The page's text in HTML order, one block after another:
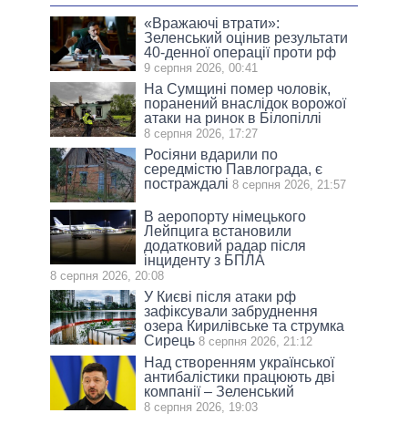
«Вражаючі втрати»:
Зеленський оцінив результати
40-денної операції проти рф
9 серпня 2026, 00:41
На Сумщині помер чоловік,
поранений внаслідок ворожої
атаки на ринок в Білопіллі
8 серпня 2026, 17:27
Росіяни вдарили по
середмістю Павлограда, є
постраждалі 8 серпня 2026, 21:57
В аеропорту німецького
Лейпцига встановили
додатковий радар після
інциденту з БПЛА
8 серпня 2026, 20:08
У Києві після атаки рф
зафіксували забруднення
озера Кирилівське та струмка
Сирець 8 серпня 2026, 21:12
Над створенням української
антибалістики працюють дві
компанії – Зеленський
8 серпня 2026, 19:03